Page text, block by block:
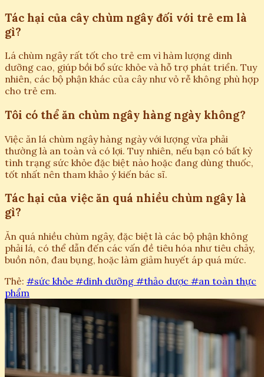
Tác hại của cây chùm ngây đối với trẻ em là
gì?
Lá chùm ngây rất tốt cho trẻ em vì hàm lượng dinh
dưỡng cao, giúp bồi bổ sức khỏe và hỗ trợ phát triển. Tuy
nhiên, các bộ phận khác của cây như vỏ rễ không phù hợp
cho trẻ em.
Tôi có thể ăn chùm ngây hàng ngày không?
Việc ăn lá chùm ngây hàng ngày với lượng vừa phải
thường là an toàn và có lợi. Tuy nhiên, nếu bạn có bất kỳ
tình trạng sức khỏe đặc biệt nào hoặc đang dùng thuốc,
tốt nhất nên tham khảo ý kiến bác sĩ.
Tác hại của việc ăn quá nhiều chùm ngây là
gì?
Ăn quá nhiều chùm ngây, đặc biệt là các bộ phận không
phải lá, có thể dẫn đến các vấn đề tiêu hóa như tiêu chảy,
buồn nôn, đau bụng, hoặc làm giảm huyết áp quá mức.
Thẻ: #sức khỏe #dinh dưỡng #thảo dược #an toàn thực
phẩm